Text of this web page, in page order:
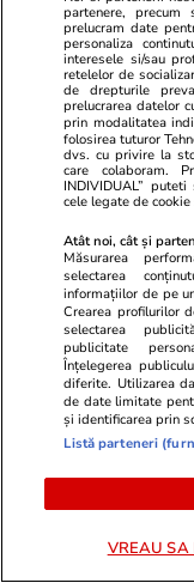
Poate vine un
ne face bine
De ce
sucesc mințile
A doua palmă
partenere,
prelucram date
personaliza
interesele si/sau
retelelor de
de drepturile
prelucrarea datelor
prin modalitatea
folosirea tuturor
dvs. cu privire la
care colaboram.
INDIVIDUAL”
cele legate de
Atât noi, cât și
Măsurarea
selectarea
informațiilor de pe
Crearea profilurilor
selectarea
publicitate
Înțelegerea
diferite. Utilizarea
de date limitate
și identificarea prin
Listă parteneri
VREAU SA